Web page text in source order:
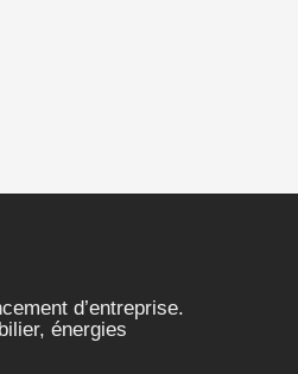
d’entreprise.
énergies